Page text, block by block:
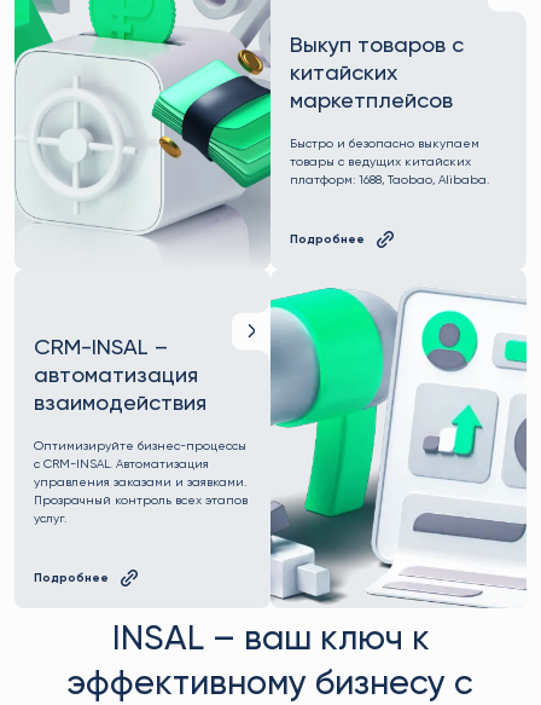
Выкуп товаров с
китайских
маркетплейсов
Быстро и безопасно выкупаем
товары с ведущих китайских
платформ: 1688, Taobao, Alibaba.
Подробнее
CRM-INSAL –
автоматизация
взаимодействия
Оптимизируйте бизнес-процессы
с CRM-INSAL. Автоматизация
управления заказами и заявками.
Прозрачный контроль всех этапов
услуг.
Подробнее
INSAL – ваш ключ к
эффективному бизнесу с